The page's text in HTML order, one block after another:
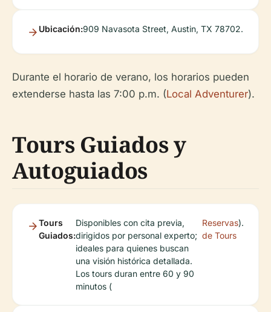
Ubicación:909 Navasota Street, Austin, TX 78702.
Durante el horario de verano, los horarios pueden
extenderse hasta las 7:00 p.m. (Local Adventurer).
Tours Guiados y
Autoguiados
Tours
Guiados:
Disponibles con cita previa,
dirigidos por personal experto;
ideales para quienes buscan
una visión histórica detallada.
Los tours duran entre 60 y 90
minutos (
Reservas
de Tours
).